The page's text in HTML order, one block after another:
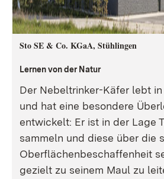
Sto SE & Co. KGaA, Stühlingen
Lernen von der Natur
Der Nebeltrinker-Käfer lebt
und hat eine besondere
entwickelt: Er ist in der Lage
sammeln und diese über die
Oberflächenbeschaffenheit
gezielt zu seinem Maul zu